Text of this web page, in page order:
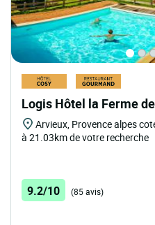
Logis Hôtel la Ferme
Arvieux, Provence alpes
à 21.03km de votre recherche
9.2/10 (85 avis)